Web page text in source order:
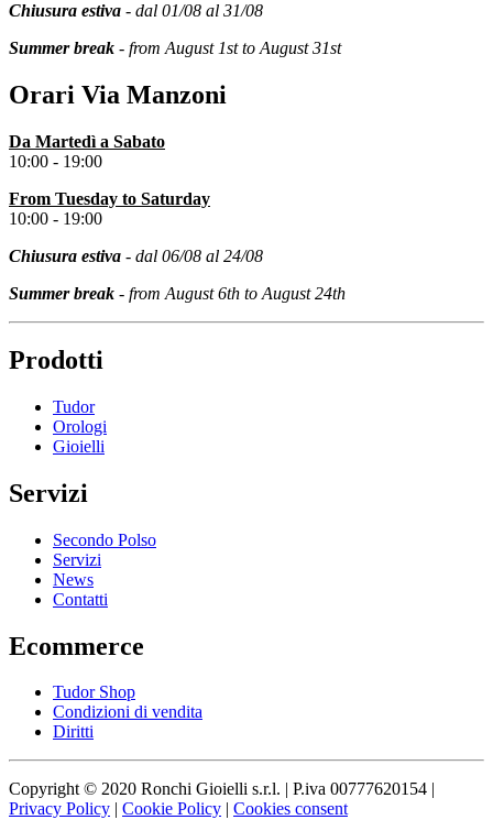
Chiusura estiva - dal 01/08 al 31/08
Summer break - from August 1st to August 31st
Orari Via Manzoni
Da Martedì a Sabato
10:00 - 19:00
From Tuesday to Saturday
10:00 - 19:00
Chiusura estiva - dal 06/08 al 24/08
Summer break - from August 6th to August 24th
Prodotti
Tudor
Orologi
Gioielli
Servizi
Secondo Polso
Servizi
News
Contatti
Ecommerce
Tudor Shop
Condizioni di vendita
Diritti
Copyright © 2020 Ronchi Gioielli s.r.l. | P.iva 00777620154 |
Privacy Policy
Cookie Policy Cookies consent